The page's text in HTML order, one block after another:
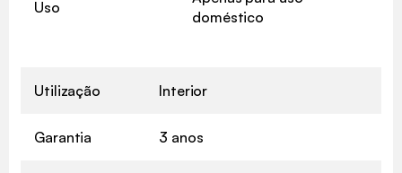
Uso
doméstico
Utilização Interior
Garantia 3 anos